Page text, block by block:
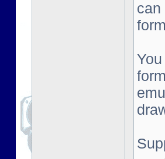
can